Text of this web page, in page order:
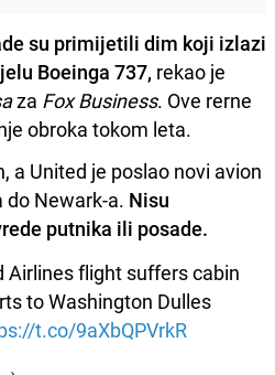
su primijetili dim koji izlazi
Boeinga 737, rekao je
za Fox Business. Ove rerne
obroka tokom leta.
a United je poslao novi avion
do Newark-a. Nisu
putnika ili posade.
Airlines flight suffers cabin
to Washington Dulles
t.co/9aXbQPVrkR